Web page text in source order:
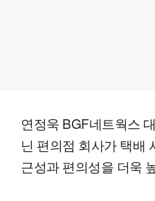
연정욱 BGF네트웍스
닌 편의점 회사가 택배
근성과 편의성을 더욱